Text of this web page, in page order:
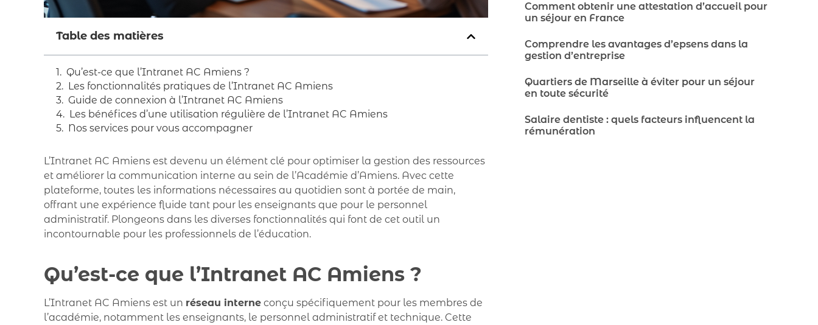
Table des matières
Qu’est-ce que l’Intranet AC Amiens ?
Les fonctionnalités pratiques de l’Intranet AC Amiens
Guide de connexion à l’Intranet AC Amiens
Les bénéfices d’une utilisation régulière de l’Intranet AC Amiens
Nos services pour vous accompagner
L’Intranet AC Amiens est devenu un élément clé pour optimiser la gestion des ressources
et améliorer la communication interne au sein de l’Académie d’Amiens. Avec cette
plateforme, toutes les informations nécessaires au quotidien sont à portée de main,
offrant une expérience fluide tant pour les enseignants que pour le personnel
administratif. Plongeons dans les diverses fonctionnalités qui font de cet outil un
incontournable pour les professionnels de l’éducation.
Qu’est-ce que l’Intranet AC Amiens ?
L’Intranet AC Amiens est un réseau interne conçu spécifiquement pour les membres de
l’académie, notamment les enseignants, le personnel administratif et technique. Cette
Comment obtenir une attestation d’accueil pour
un séjour en France
Comprendre les avantages d’epsens dans la
gestion d’entreprise
Quartiers de Marseille à éviter pour un séjour
en toute sécurité
Salaire dentiste : quels facteurs influencent la
rémunération